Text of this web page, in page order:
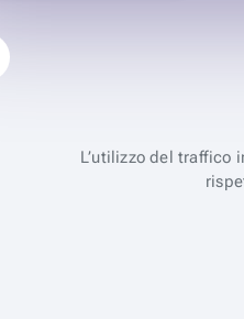
L’utilizzo del traffico